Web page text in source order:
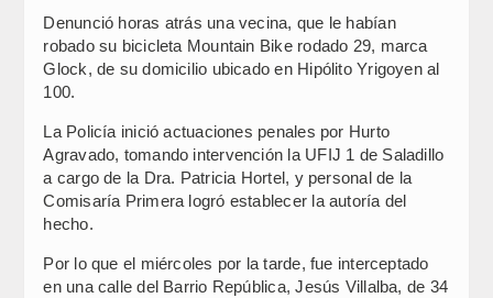
Denunció horas atrás una vecina, que le habían
robado su bicicleta Mountain Bike rodado 29, marca
Glock, de su domicilio ubicado en Hipólito Yrigoyen al
100.
La Policía inició actuaciones penales por Hurto
Agravado, tomando intervención la UFIJ 1 de Saladillo
a cargo de la Dra. Patricia Hortel, y personal de la
Comisaría Primera logró establecer la autoría del
hecho.
Por lo que el miércoles por la tarde, fue interceptado
en una calle del Barrio República, Jesús Villalba, de 34